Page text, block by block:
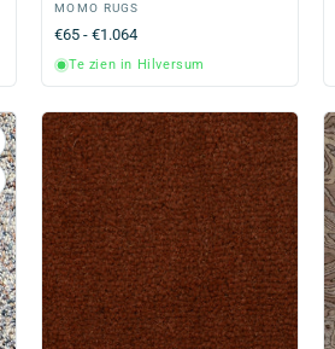
Verkoper:
MOMO RUGS
Normale
prijs
€65 - €1.064
Te zien in Hilversum